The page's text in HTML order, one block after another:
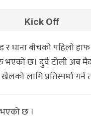
Kick Off
र घाना बीचको पहिलो
भएको छ। दुवै टोली अब
खेलको लागि प्रतिस्पर्धा
छ ।